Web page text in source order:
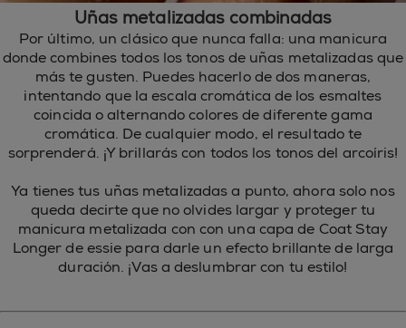
Uñas metalizadas combinadas
Por último, un clásico que nunca falla: una manicura
donde combines todos los tonos de uñas metalizadas que
más te gusten. Puedes hacerlo de dos maneras,
intentando que la escala cromática de los esmaltes
coincida o alternando colores de diferente gama
cromática. De cualquier modo, el resultado te
sorprenderá. ¡Y brillarás con todos los tonos del arcoíris!
Ya tienes tus uñas metalizadas a punto, ahora solo nos
queda decirte que no olvides largar y proteger tu
manicura metalizada con con una capa de Coat Stay
Longer de essie para darle un efecto brillante de larga
duración. ¡Vas a deslumbrar con tu estilo!